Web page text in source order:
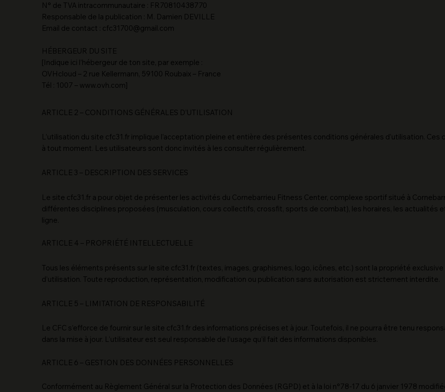
N° de TVA intracommunautaire : FR70810438770
Responsable de la publication : M. Damien DEVILLE
Email de contact : cfc31700@gmail.com
HÉBERGEUR DU SITE
[Indique ici l’hébergeur de ton site, par exemple :
OVHcloud – 2 rue Kellermann, 59100 Roubaix – France
Tél : 1007 – www.ovh.com]
ARTICLE 2 – CONDITIONS GÉNÉRALES D’UTILISATION
L’utilisation du site cfc31.fr implique l’acceptation pleine et entière des présentes conditions générales d’utilisation.
à tout moment. Les utilisateurs sont donc invités à les consulter régulièrement.
ARTICLE 3 – DESCRIPTION DES SERVICES
Le site cfc31.fr a pour objet de présenter les activités du Cornebarrieu Fitness Center, complexe sportif situé à
différentes disciplines proposées (musculation, cours collectifs, crossfit, sports de combat), les horaires, les actualités
ligne.
ARTICLE 4 – PROPRIÉTÉ INTELLECTUELLE
Tous les éléments présents sur le site cfc31.fr (textes, images, graphismes, logo, icônes, etc.) sont la propriété exclusive
d’utilisation. Toute reproduction, représentation, modification ou publication sans autorisation est strictement interdite.
ARTICLE 5 – LIMITATION DE RESPONSABILITÉ
Le CFC s’efforce de fournir sur le site cfc31.fr des informations précises et à jour. Toutefois, il ne pourra être tenu
dans la mise à jour. L’utilisateur est seul responsable de l’usage qu’il fait des informations disponibles.
ARTICLE 6 – GESTION DES DONNÉES PERSONNELLES
Conformément au Règlement Général sur la Protection des Données (RGPD) et à la loi n°78-17 du 6 janvier 1978